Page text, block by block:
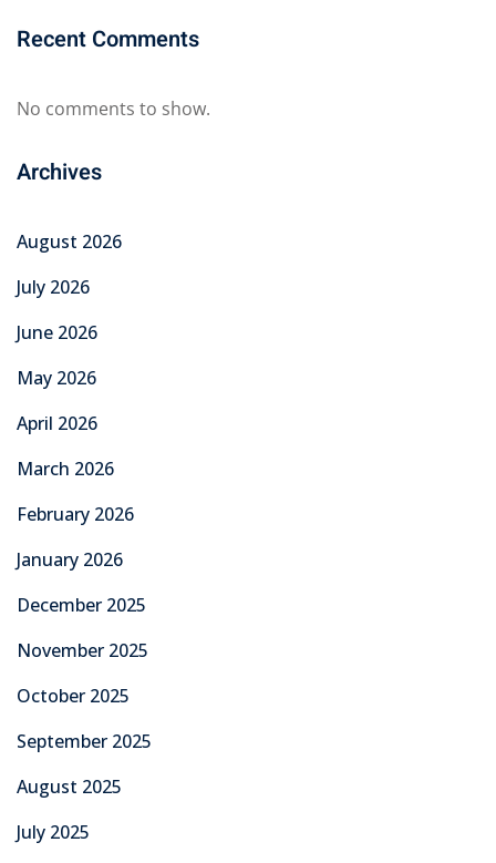
Recent Comments
No comments to show.
Archives
August 2026
July 2026
June 2026
May 2026
April 2026
March 2026
February 2026
January 2026
December 2025
November 2025
October 2025
September 2025
August 2025
July 2025